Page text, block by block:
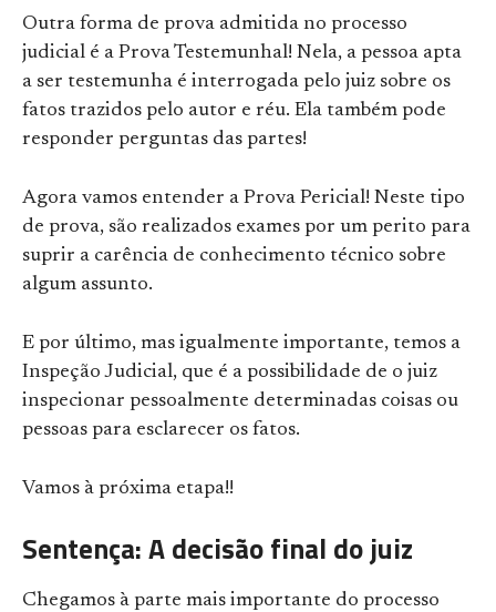
Outra forma de prova admitida no processo
judicial é a Prova Testemunhal! Nela, a pessoa apta
a ser testemunha é interrogada pelo juiz sobre os
fatos trazidos pelo autor e réu. Ela também pode
responder perguntas das partes!
Agora vamos entender a Prova Pericial! Neste tipo
de prova, são realizados exames por um perito para
suprir a carência de conhecimento técnico sobre
algum assunto.
E por último, mas igualmente importante, temos a
Inspeção Judicial, que é a possibilidade de o juiz
inspecionar pessoalmente determinadas coisas ou
pessoas para esclarecer os fatos.
Vamos à próxima etapa!!
Sentença: A decisão final do juiz
Chegamos à parte mais importante do processo